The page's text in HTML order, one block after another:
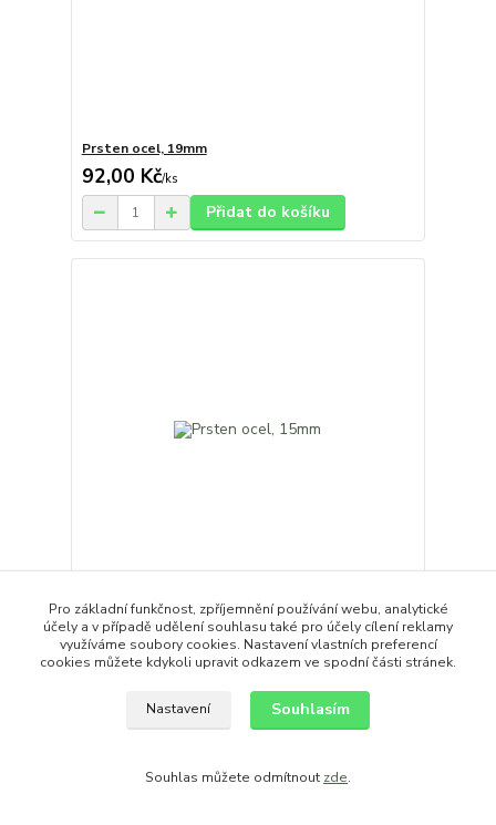
Prsten ocel, 19mm
92,00 Kč/ks
Přidat do košíku
Prsten ocel, 15mm
100,00 Kč/ks
Přidat do košíku
Pro základní funkčnost, zpříjemnění používání webu, analytické
účely a v případě udělení souhlasu také pro účely cílení reklamy
využíváme soubory cookies. Nastavení vlastních preferencí
cookies můžete kdykoli upravit odkazem ve spodní části stránek.
Nastavení Souhlasím
Souhlas můžete odmítnout zde.